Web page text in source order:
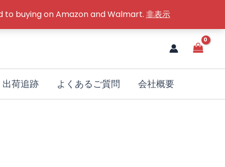
to buying on Amazon and Walmart. 非表示
出荷追跡 よくあるご質問 会社概要